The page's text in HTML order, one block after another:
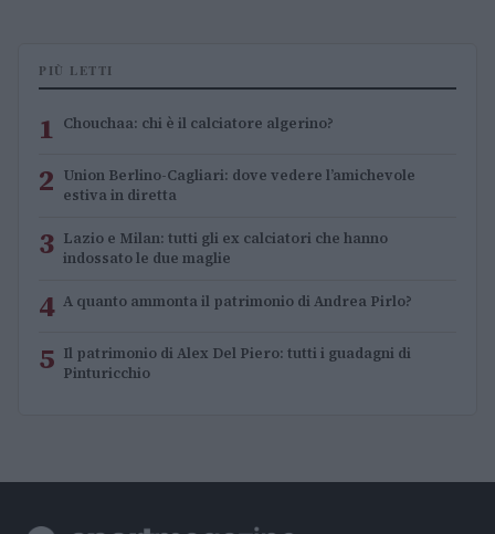
PIÙ LETTI
1 Chouchaa: chi è il calciatore algerino?
2 Union Berlino-Cagliari: dove vedere l’amichevole
estiva in diretta
3 Lazio e Milan: tutti gli ex calciatori che hanno
indossato le due maglie
4 A quanto ammonta il patrimonio di Andrea Pirlo?
5 Il patrimonio di Alex Del Piero: tutti i guadagni di
Pinturicchio